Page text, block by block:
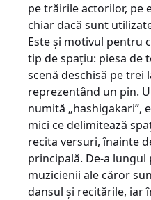
pe trăirile actorilor, pe
chiar dacă sunt
Este şi motivul pentru
tip de spaţiu: piesa de
scenă deschisă pe trei
reprezentând un pin.
numită „hashigakari”,
mici ce delimitează
recita versuri, înainte
principală. De-a lungul
muzicienii ale căror
dansul şi recitările, iar